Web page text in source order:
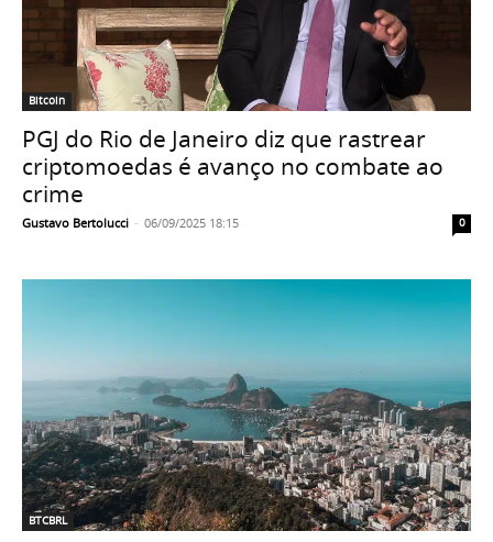
Bitcoin
PGJ do Rio de Janeiro diz que rastrear
criptomoedas é avanço no combate ao
crime
Gustavo Bertolucci - 06/09/2025 18:15 0
BTCBRL